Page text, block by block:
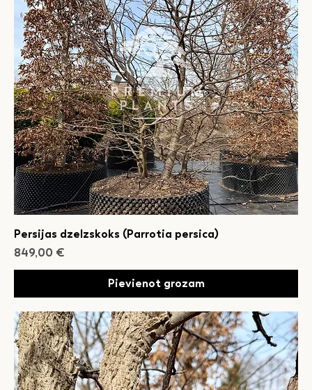
Persijas dzelzskoks (Parrotia persica)
Cena
849,00 €
Pievienot grozam